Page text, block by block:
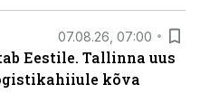
07.08.26, 07:00
Eestile. Tallinna uus
kõva